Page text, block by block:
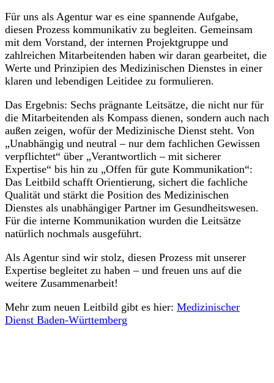
Für uns als Agentur war es eine spannende Aufgabe,
diesen Prozess kommunikativ zu begleiten. Gemeinsam
mit dem Vorstand, der internen Projektgruppe und
zahlreichen Mitarbeitenden haben wir daran gearbeitet, die
Werte und Prinzipien des Medizinischen Dienstes in einer
klaren und lebendigen Leitidee zu formulieren.
Das Ergebnis: Sechs prägnante Leitsätze, die nicht nur für
die Mitarbeitenden als Kompass dienen, sondern auch nach
außen zeigen, wofür der Medizinische Dienst steht. Von
„Unabhängig und neutral – nur dem fachlichen Gewissen
verpflichtet“ über „Verantwortlich – mit sicherer
Expertise“ bis hin zu „Offen für gute Kommunikation“:
Das Leitbild schafft Orientierung, sichert die fachliche
Qualität und stärkt die Position des Medizinischen
Dienstes als unabhängiger Partner im Gesundheitswesen.
Für die interne Kommunikation wurden die Leitsätze
natürlich nochmals ausgeführt.
Als Agentur sind wir stolz, diesen Prozess mit unserer
Expertise begleitet zu haben – und freuen uns auf die
weitere Zusammenarbeit!
Mehr zum neuen Leitbild gibt es hier: Medizinischer
Dienst Baden-Württemberg